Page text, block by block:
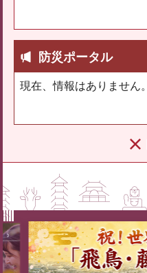
防災ポータル
現在、情報はありません。